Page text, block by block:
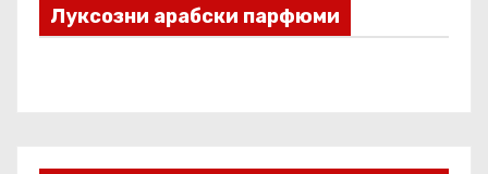
Луксозни арабски парфюми